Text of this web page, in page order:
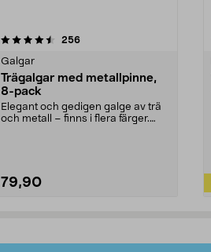
256recensioner
Galgar
Trägalgar med metallpinne,
8-pack
Elegant och gedigen galge av trä
och metall – finns i flera färger.
79,90
4.0av 5 stjärnor